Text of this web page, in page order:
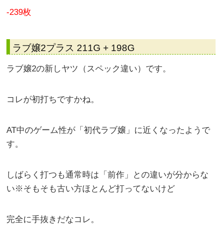
-239枚
ラブ嬢2プラス 211G + 198G
ラブ嬢2の新しヤツ（スペック違い）です。
コレが初打ちですかね。
AT中のゲーム性が「初代ラブ嬢」に近くなったようで
す。
しばらく打つも通常時は「前作」との違いが分からな
い※そもそも古い方ほとんど打ってないけど
完全に手抜きだなコレ。